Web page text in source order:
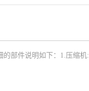
部件说明如下：1.压缩